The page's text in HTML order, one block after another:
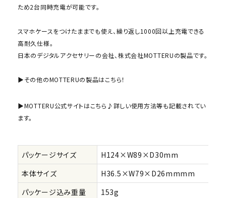
ため2台同時充電が可能です。
スマホケースをつけたままでも使え、繰り返し1000回以上充電できる
高耐久仕様。
日本のデジタルアクセサリーの会社、株式会社MOTTERUの製品です。
▶その他のMOTTERUの製品はこちら！
▶MOTTERU公式サイトはこちら♪詳しい使用方法等も記載されてい
ます。
パッケージサイズ
H124×W89×D30mm
本体サイズ
H36.5×W79×D26mmmm
パッケージ込み重量
153g